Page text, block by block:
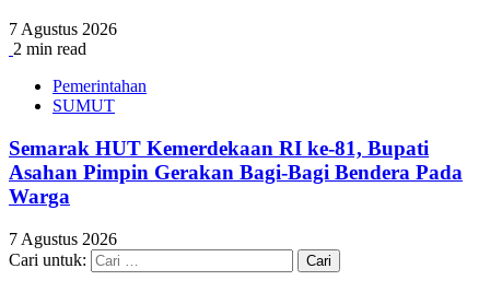
7 Agustus 2026
2 min read
Pemerintahan
SUMUT
Semarak HUT Kemerdekaan RI ke-81, Bupati
Asahan Pimpin Gerakan Bagi-Bagi Bendera Pada
Warga
7 Agustus 2026
Cari untuk: